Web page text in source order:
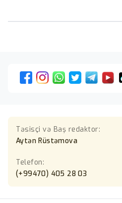
Təsisçi və Baş redaktor:
Aytən Rüstəmova
Telefon:
(+99470) 405 28 03